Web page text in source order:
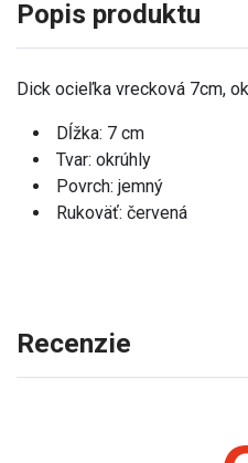
Popis produktu
Dick ocieľka vrecková 7cm,
Dĺžka: 7 cm
Tvar: okrúhly
Povrch: jemný
Rukoväť: červená
Recenzie